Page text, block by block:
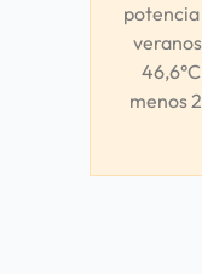
menos